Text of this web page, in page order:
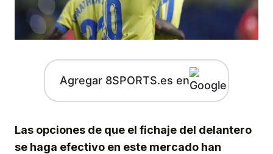
Agregar 8SPORTS.es en
Las opciones de que el fichaje del delantero
se haga efectivo en este mercado han